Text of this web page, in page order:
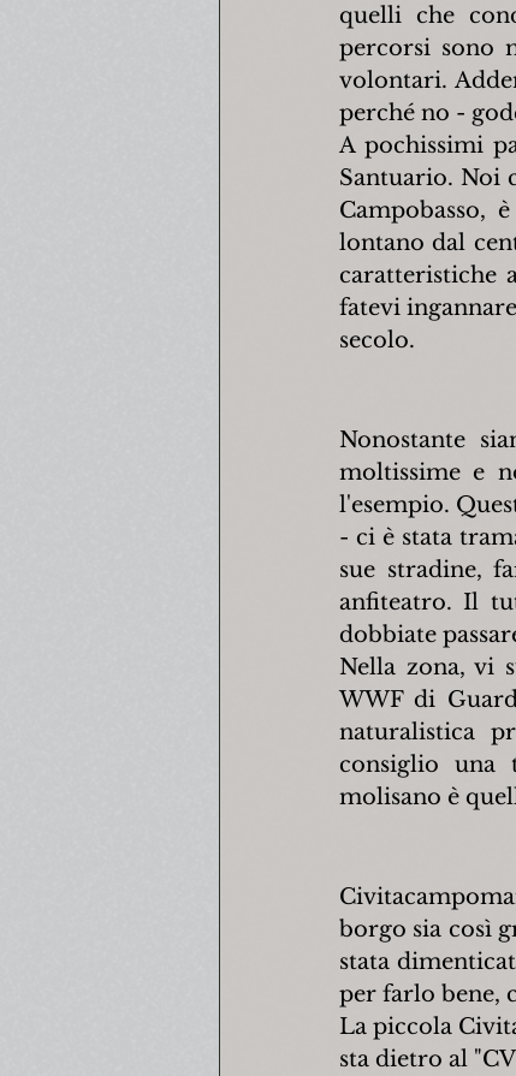
quelli che
percorsi sono
volontari.
perché no -
A pochissimi
Santuario. Noi
Campobasso,
lontano dal
caratteristiche
fatevi
secolo.
Nonostante
moltissime e
l'esempio.
- ci è stata
sue stradine,
anfiteatro. Il
dobbiate
Nella zona, vi
WWF di
naturalistica
consiglio una
molisano è
borgo sia così
stata
per farlo bene,
La piccola
sta dietro al